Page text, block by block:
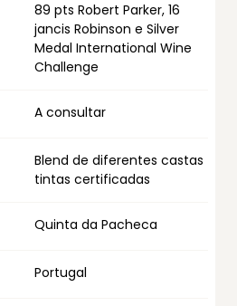
89 pts Robert Parker, 16
jancis Robinson e Silver
Medal International Wine
Challenge
A consultar
Blend de diferentes castas
tintas certificadas
Quinta da Pacheca
Portugal